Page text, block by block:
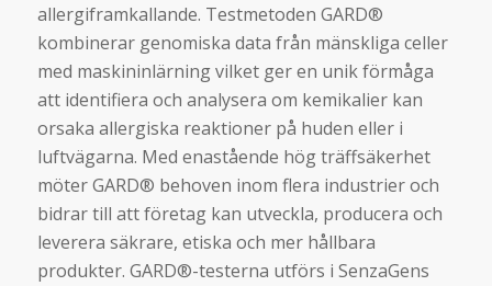
allergiframkallande. Testmetoden GARD®
kombinerar genomiska data från mänskliga celler
med maskininlärning vilket ger en unik förmåga
att identifiera och analysera om kemikalier kan
orsaka allergiska reaktioner på huden eller i
luftvägarna. Med enastående hög träffsäkerhet
möter GARD® behoven inom flera industrier och
bidrar till att företag kan utveckla, producera och
leverera säkrare, etiska och mer hållbara
produkter. GARD®-testerna utförs i SenzaGens